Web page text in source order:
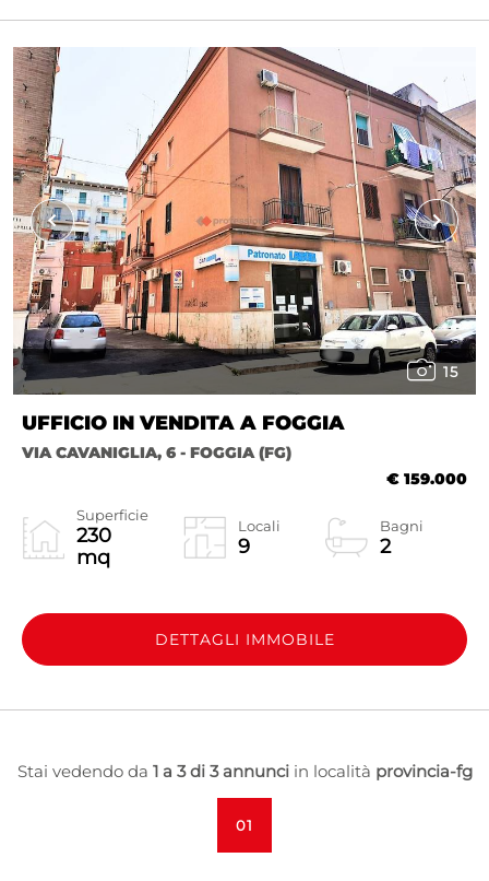
15
UFFICIO IN VENDITA A FOGGIA
VIA CAVANIGLIA, 6 - FOGGIA (FG)
€ 159.000
Superficie
230
mq
Locali
9
Bagni
2
DETTAGLI IMMOBILE
Stai vedendo da 1 a 3 di 3 annunciin località provincia-fg
01